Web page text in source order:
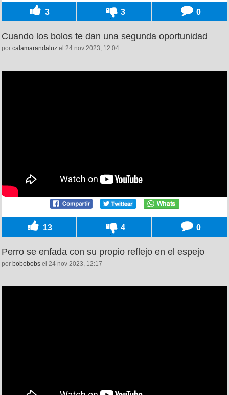
3 3 0
Cuando los bolos te dan una segunda oportunidad
por calamarandaluz el 24 nov 2023, 12:04
13 4 0
Perro se enfada con su propio reflejo en el espejo
por bobobobs el 24 nov 2023, 12:17